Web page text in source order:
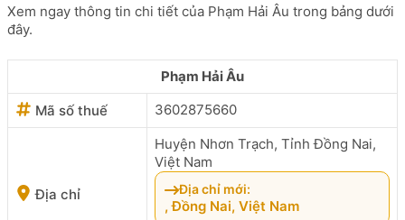
Xem ngay thông tin chi tiết của Phạm Hải Âu trong bảng dưới
đây.
Phạm Hải Âu
Mã số thuế
3602875660
Địa chỉ
Huyện Nhơn Trạch, Tỉnh Đồng Nai,
Việt Nam
Địa chỉ mới:
, Đồng Nai, Việt Nam